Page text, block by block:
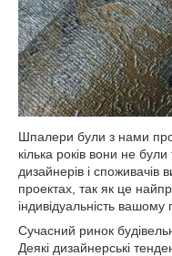
Шпалери були з нами
кілька років вони не
дизайнерів і споживачів
проектах, так як це
індивідуальність вашому
Сучасний ринок
Деякі дизайнерські